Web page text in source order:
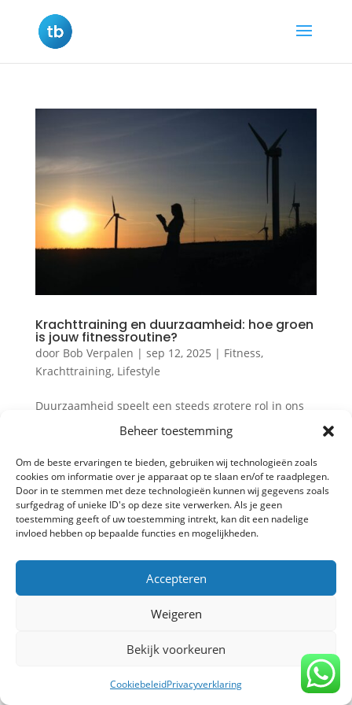
Beheer toestemming
Om de beste ervaringen te bieden, gebruiken wij technologieën zoals
cookies om informatie over je apparaat op te slaan en/of te raadplegen.
Door in te stemmen met deze technologieën kunnen wij gegevens zoals
surfgedrag of unieke ID's op deze site verwerken. Als je geen
toestemming geeft of uw toestemming intrekt, kan dit een nadelige
invloed hebben op bepaalde functies en mogelijkheden.
Accepteren
Weigeren
Bekijk voorkeuren
CookiebeleidPrivacyverklaring
Krachttraining en duurzaamheid: hoe groen
is jouw fitnessroutine?
door Bob Verpalen | sep 12, 2025 | Fitness,
Krachttraining, Lifestyle
Duurzaamheid speelt een steeds grotere rol in ons
dagelijks leven. We scheiden afval, kiezen vaker voor
de fiets en letten op ons energieverbruik. Maar heb
je er ooit bij stilgestaan dat ook jouw fitnessroutine
invloed heeft op het milieu? Krachttraining kan...
Copyright TrainBeter 2025 |Website design by
BeatsbySV